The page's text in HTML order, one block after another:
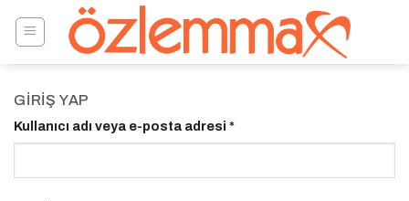
GIRIŞ YAP
Kullanıcı adı veya e-posta adresi *